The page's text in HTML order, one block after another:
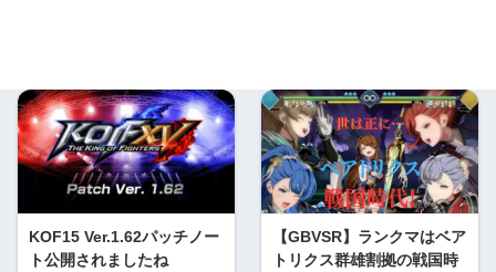
KOF15 Ver.1.62パッチノー
ト公開されましたね
【GBVSR】ランクマはベア
トリクス群雄割拠の戦国時